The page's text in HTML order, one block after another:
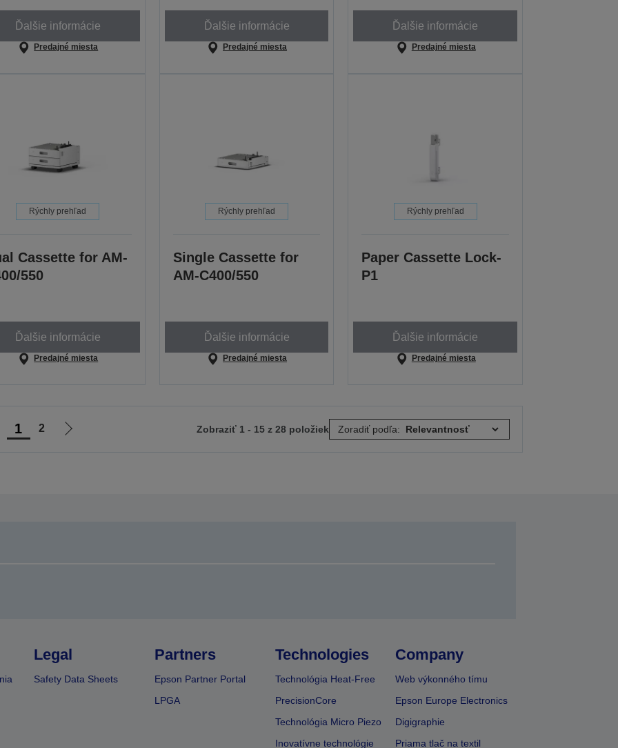
Ďalšie informácie
Predajné miesta
Ďalšie informácie
Predajné miesta
Ďalšie informácie
Predajné miesta
Rýchly prehľad
Cassette for AM-
550
Ďalšie informácie
Predajné miesta
Rýchly prehľad
Single Cassette for
AM-C400/550
Ďalšie informácie
Predajné miesta
Rýchly prehľad
Paper Cassette Lock-
P1
Ďalšie informácie
Predajné miesta
1 2
Ísť
Zobraziť 1 - 15 z 28 položiek Zoradiť podľa:
Legal
Safety Data Sheets
Partners
Epson Partner Portal
LPGA
Technologies
Technológia Heat-Free
PrecisionCore
Technológia Micro Piezo
Inovatívne technológie
Company
Web výkonného tímu
Epson Europe Electronics
Digigraphie
Priama tlač na textil